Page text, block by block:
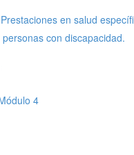
en salud
con discapacidad.
4